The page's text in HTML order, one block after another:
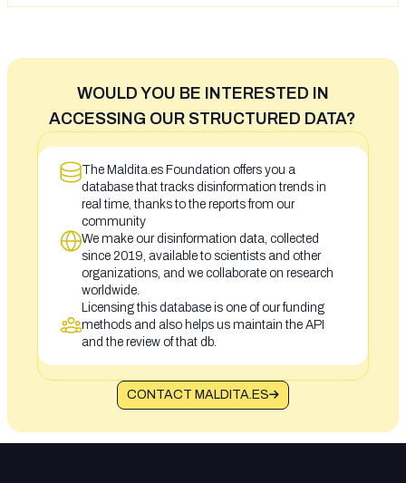
WOULD YOU BE INTERESTED IN
ACCESSING OUR STRUCTURED DATA?
The Maldita.es Foundation offers you a
database that tracks disinformation trends in
real time, thanks to the reports from our
community
We make our disinformation data, collected
since 2019, available to scientists and other
organizations, and we collaborate on research
worldwide.
Licensing this database is one of our funding
methods and also helps us maintain the API
and the review of that db.
CONTACT MALDITA.ES